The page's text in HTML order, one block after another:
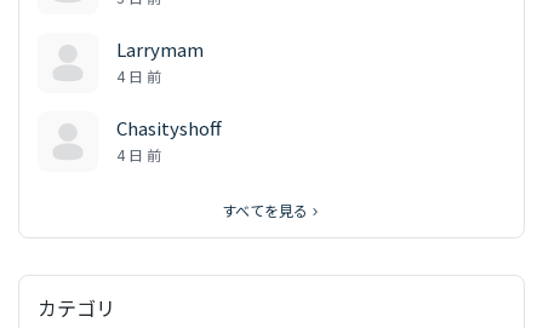
Larrymam
4 日 前
Chasityshoff
4 日 前
すべてを見る
カテゴリ